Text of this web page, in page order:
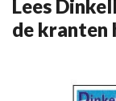
Lees
de kranten